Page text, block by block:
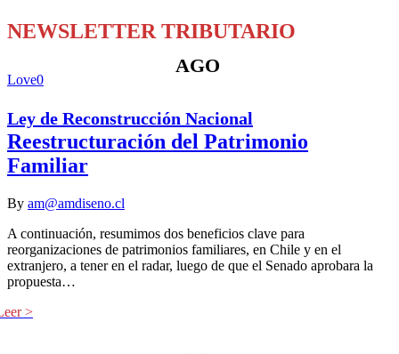
NEWSLETTER TRIBUTARIO
AGO
Love0
Ley de Reconstrucción Nacional
Reestructuración del Patrimonio
Familiar
By am@amdiseno.cl
A continuación, resumimos dos beneficios clave para
reorganizaciones de patrimonios familiares, en Chile y en el
extranjero, a tener en el radar, luego de que el Senado aprobara la
propuesta…